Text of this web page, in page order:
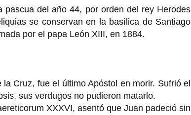
del año 44, por orden del rey Herodes
se conservan en la basílica de Santiago
por el papa León XIII, en 1884.
Cruz, fue el último Apóstol en morir. Sufrió el
sus verdugos no pudieron matarlo.
XXXVI, asentó que Juan padeció sin